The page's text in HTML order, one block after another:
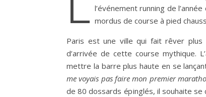
l’événement running de
mordus de course à pied
Paris est une ville qui fait rêver plus
d’arrivée de cette course mythique.
mettre la barre plus haute en se
me voyais pas faire mon premier
de 80 dossards épinglés, il souhaite